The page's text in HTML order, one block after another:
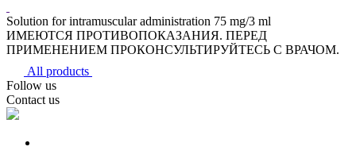
Solution for intramuscular administration 75 mg/3 ml
ИМЕЮТСЯ ПРОТИВОПОКАЗАНИЯ. ПЕРЕД
ПРИМЕНЕНИЕМ ПРОКОНСУЛЬТИРУЙТЕСЬ С ВРАЧОМ.
All products
Follow us
Contact us